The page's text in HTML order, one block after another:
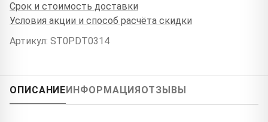
Срок и стоимость доставки
Условия акции и способ расчёта скидки
Артикул: ST0PDT0314
ОПИСАНИЕИНФОРМАЦИЯОТЗЫВЫ